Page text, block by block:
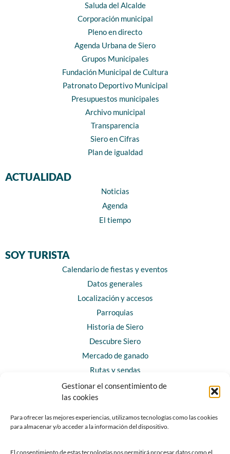
Gestionar el consentimiento de
las cookies
Para ofrecer las mejores experiencias, utilizamos tecnologías como las cookies
para almacenar y/o acceder a la información del dispositivo.
El consentimiento de estas tecnologías nos permitirá procesar datos como el
Saluda del Alcalde
Corporación municipal
Pleno en directo
Agenda Urbana de Siero
Grupos Municipales
Fundación Municipal de Cultura
Patronato Deportivo Municipal
Presupuestos municipales
Archivo municipal
Transparencia
Siero en Cifras
Plan de igualdad
ACTUALIDAD
Noticias
Agenda
El tiempo
SOY TURISTA
Calendario de fiestas y eventos
Datos generales
Localización y accesos
Parroquias
Historia de Siero
Descubre Siero
Mercado de ganado
Rutas y sendas
Horarios y contacto
Teléfonos de interés